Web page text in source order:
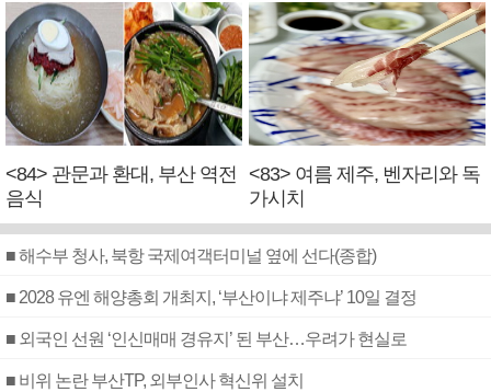
<84> 관문과 환대, 부산 역전
음식
<83> 여름 제주, 벤자리와 독
가시치
■ 해수부 청사, 북항 국제여객터미널 옆에 선다(종합)
■ 2028 유엔 해양총회 개최지, ‘부산이냐 제주냐’ 10일 결정
■ 외국인 선원 ‘인신매매 경유지’ 된 부산…우려가 현실로
■ 비위 논란 부산TP, 외부인사 혁신위 설치